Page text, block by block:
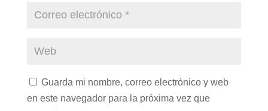
Guarda mi nombre, correo electrónico y web
en este navegador para la próxima vez que